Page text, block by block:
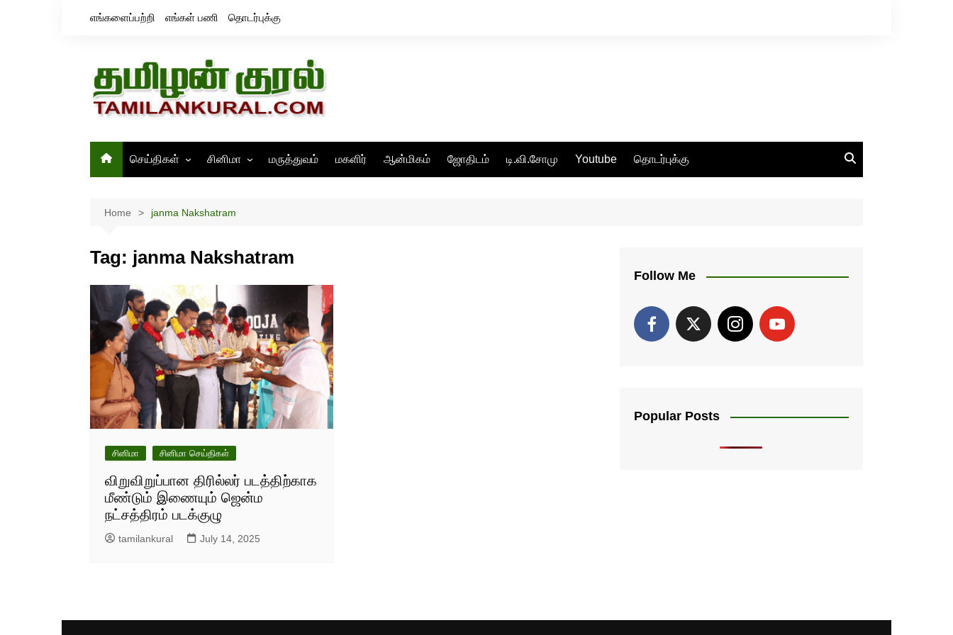
எங்களைப்பற்றி எங்கள் பணி தொடர்புக்கு
செய்திகள்
இந்தியா
சினிமா
திரைவிமர்சனம்
மருத்துவம் மகளிர் ஆன்மிகம் ஜோதிடம் டி.வி.சோமு Youtube தொடர்புக்கு
Home janma Nakshatram
Tag: janma Nakshatram
சினிமா சினிமா செய்திகள்
விறுவிறுப்பான திரில்லர் படத்திற்காக
மீண்டும் இணையும் ஜென்ம
நட்சத்திரம் படக்குழு
tamilankural July 14, 2025
Follow Me
Popular Posts